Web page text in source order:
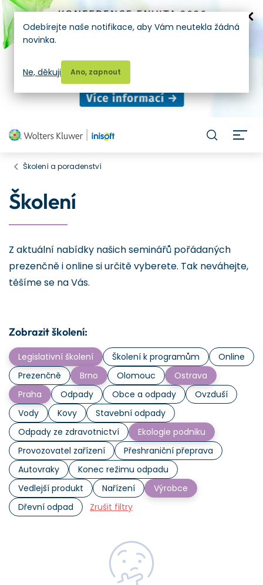
Školení a poradenství
Školení
Z aktuální nabídky našich seminářů pořádaných
prezenčně i online si určitě vyberete. Tak neváhejte,
těšíme se na Vás.
Zobrazit školení:
Legislativní školení Školení k programům
Online
Prezenčně
Brno Olomouc
Ostrava
Praha
Odpady Obce a odpady
Ovzduší
Vody
Kovy
Stavební odpady
Odpady ze zdravotnictví
Ekologie podniku
Provozovatel zařízení
Přeshraniční přeprava
Autovraky
Konec režimu odpadu
Vedlejší produkt
Nařízení
Výrobce
Dřevní odpad
Zrušit filtry
Odebírejte naše notifikace, aby Vám neutekla žádná
novinka.
Ano, zapnout
Ne, děkuji